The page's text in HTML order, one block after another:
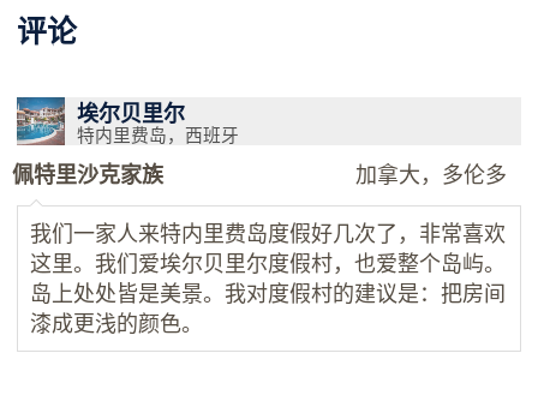
评论
埃尔贝里尔
特内里费岛，西班牙
佩特里沙克家族 加拿大，多伦多
我们一家人来特内里费岛度假好几次了，非常喜欢
这里。我们爱埃尔贝里尔度假村，也爱整个岛屿。
岛上处处皆是美景。我对度假村的建议是：把房间
漆成更浅的颜色。